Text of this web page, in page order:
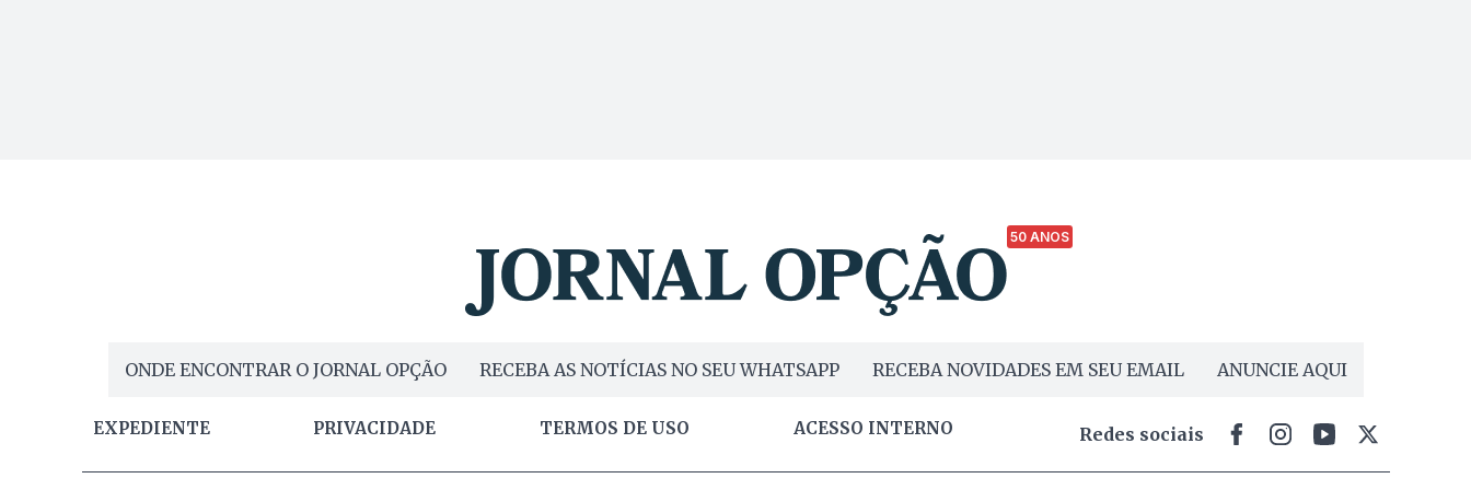
50 ANOS
ONDE ENCONTRAR O JORNAL OPÇÃO RECEBA AS NOTÍCIAS NO SEU WHATSAPP RECEBA NOVIDADES EM SEU EMAIL ANUNCIE AQUI
EXPEDIENTE PRIVACIDADE TERMOS DE USO ACESSO INTERNO Redes sociais